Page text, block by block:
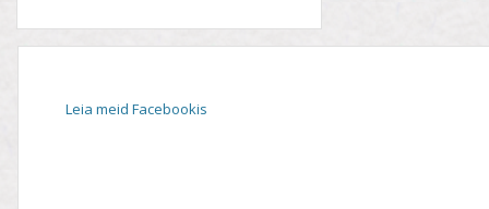
Leia meid Facebookis